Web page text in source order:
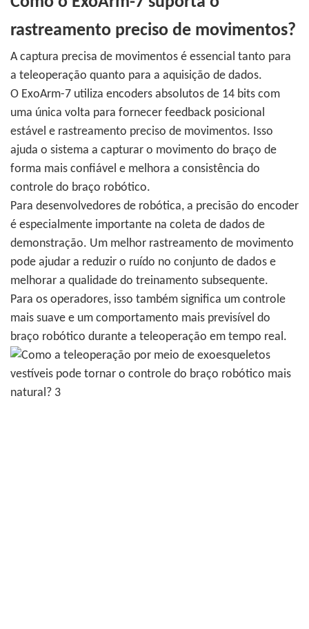
rastreamento preciso de movimentos?
A captura precisa de movimentos é essencial tanto para
a teleoperação quanto para a aquisição de dados.
O ExoArm-7 utiliza encoders absolutos de 14 bits com
uma única volta para fornecer feedback posicional
estável e rastreamento preciso de movimentos. Isso
ajuda o sistema a capturar o movimento do braço de
forma mais confiável e melhora a consistência do
controle do braço robótico.
Para desenvolvedores de robótica, a precisão do encoder
é especialmente importante na coleta de dados de
demonstração. Um melhor rastreamento de movimento
pode ajudar a reduzir o ruído no conjunto de dados e
melhorar a qualidade do treinamento subsequente.
Para os operadores, isso também significa um controle
mais suave e um comportamento mais previsível do
braço robótico durante a teleoperação em tempo real.